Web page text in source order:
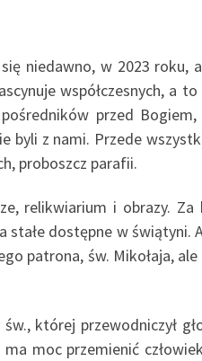
niedawno, w 2023 roku,
współczesnych, a
przed
z nami. Przede
proboszcz parafii.
relikwiarium i obrazy.
dostępne w
patrona, św. Mikołaja,
której przewodniczył
moc przemienić